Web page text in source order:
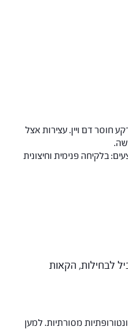
חוסר דם ויין. עצירות אצל
בלקיחה פנימית וחיצונית
לבחילות, הקאות
מסורתיות. למען